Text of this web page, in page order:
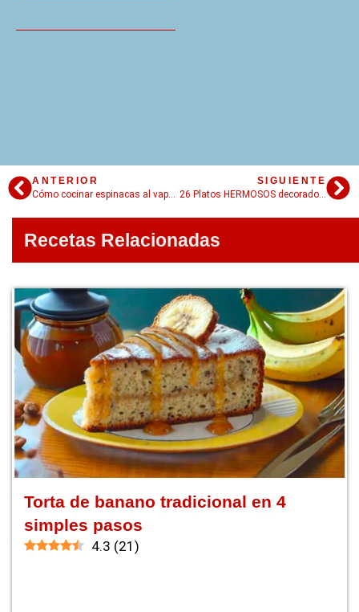
ANTERIOR
Cómo cocinar espinacas al vapor (¡sin hacer tanto lío!)
SIGUIENTE
26 Platos HERMOSOS decorados para niños
Recetas Relacionadas
Torta de banano tradicional en 4
simples pasos
4.3 (21 )